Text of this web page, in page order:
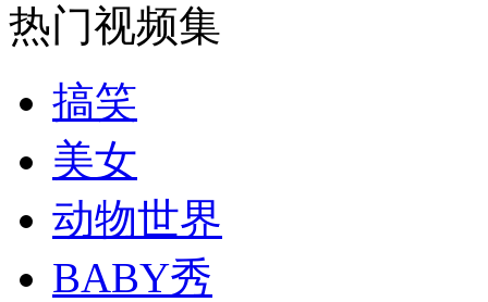
走！跟着总书记去植树
热门视频集
搞笑
美女
动物世界
BABY秀